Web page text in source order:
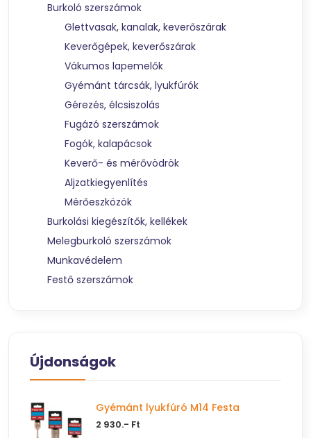
Burkoló szerszámok
Glettvasak, kanalak, keverőszárak
Keverőgépek, keverőszárak
Vákumos lapemelők
Gyémánt tárcsák, lyukfúrók
Gérezés, élcsiszolás
Fugázó szerszámok
Fogók, kalapácsok
Keverő- és mérővödrök
Aljzatkiegyenlítés
Mérőeszközök
Burkolási kiegészítők, kellékek
Melegburkoló szerszámok
Munkavédelem
Festő szerszámok
Újdonságok
Gyémánt lyukfúró M14 Festa
2 930.- Ft